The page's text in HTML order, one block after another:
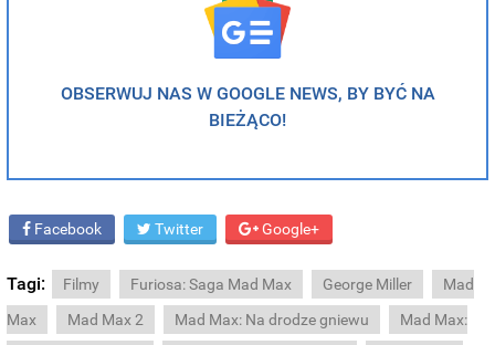
OBSERWUJ NAS W GOOGLE NEWS, BY BYĆ NA
BIEŻĄCO!
Facebook Twitter Google+
Tagi: Filmy Furiosa: Saga Mad Max George Miller
Mad
Max
Mad Max 2 Mad Max: Na drodze gniewu
Mad Max: